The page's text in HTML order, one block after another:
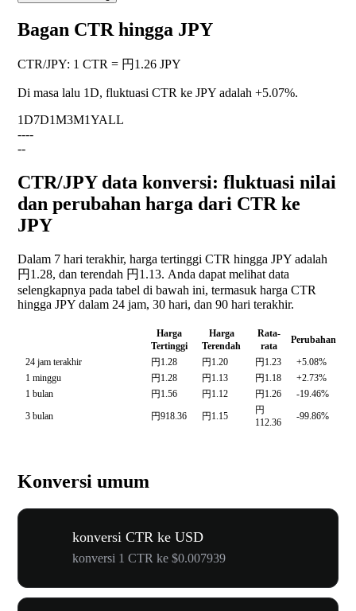
Bagan CTR hingga JPY
CTR/JPY: 1 CTR = 円1.26 JPY
Di masa lalu 1D, fluktuasi CTR ke JPY adalah +5.07%.
1D7D1M3M1YALL
----
--
CTR/JPY data konversi: fluktuasi nilai
dan perubahan harga dari CTR ke
JPY
Dalam 7 hari terakhir, harga tertinggi CTR hingga JPY adalah
円1.28, dan terendah 円1.13. Anda dapat melihat data
selengkapnya pada tabel di bawah ini, termasuk harga CTR
hingga JPY dalam 24 jam, 30 hari, dan 90 hari terakhir.
Harga
Tertinggi
Harga
Terendah
Rata-
rata
Perubahan
24 jam terakhir
円1.28 円1.20 円1.23
+5.08%
1 minggu
円1.28 円1.13 円1.18
+2.73%
1 bulan
円1.56 円1.12 円1.26
-19.46%
3 bulan
円918.36 円1.15
円
112.36
-99.86%
Konversi umum
konversi CTR ke USD
konversi 1 CTR ke $0.007939